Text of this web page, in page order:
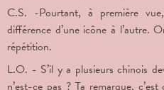
C.S. -Pourtant, à première
différence d’une icône à l’autre.
répétition.
L.O. - S’il y a plusieurs chinois